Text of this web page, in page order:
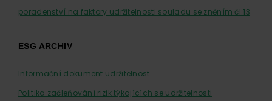
poradenství na faktory udržitelnosti souladu se zněním čl.13
ESG ARCHIV
Informační dokument udržitelnost
Politika začleňování rizik týkajících se udržitelnosti